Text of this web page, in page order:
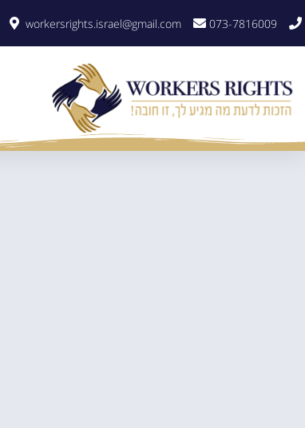
073-7816009
workersrights.israel@gmail.com